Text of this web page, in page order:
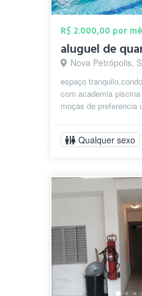
R$ 2.000,00 por
Nova Petrópolis, São
espaço
com academia
moças de preferencia
s...
Qualquer sexo